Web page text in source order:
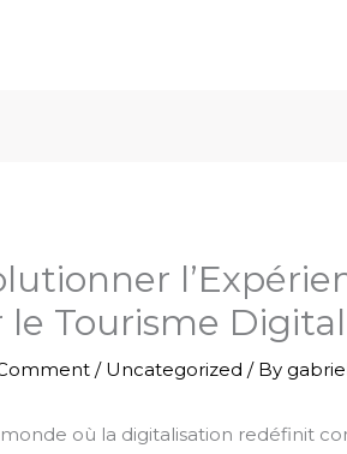
le Tourisme Digital
/ Uncategorized / By
où la digitalisation redéfinit